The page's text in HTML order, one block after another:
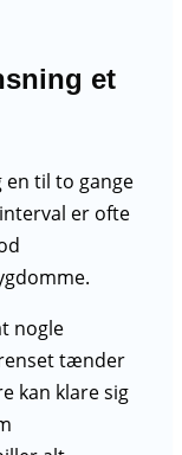
et
til to gange
er ofte
nogle
tænder
kan klare sig